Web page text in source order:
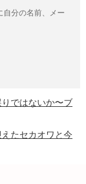
自分の名前、メー
ではないか〜ブ
たセカオワと今